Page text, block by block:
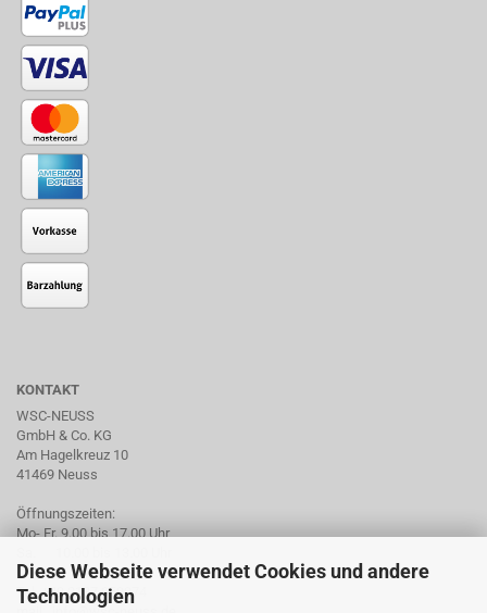
Diese Webseite verwendet Cookies und andere
Technologien
KONTAKT
WSC-NEUSS
GmbH & Co. KG
Am Hagelkreuz 10
41469 Neuss
Öffnungszeiten:
Mo- Fr. 9.00 bis 17.00 Uhr
Tel. +49 2137 959974